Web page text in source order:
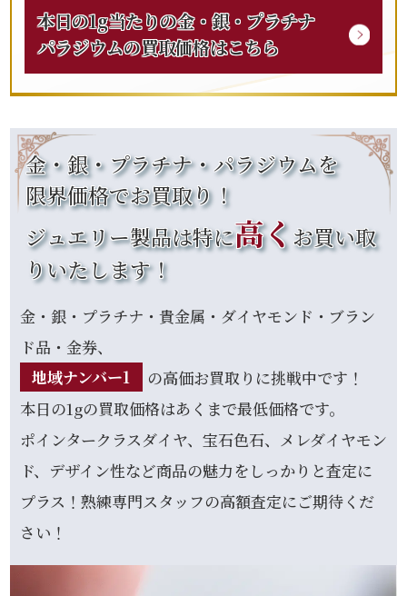
本日の1g当たりの金・銀・ プラチナ
パラジウムの買取価格はこちら
金・銀・ プラチナ・パラジウムを
限界価格でお買取り！
ジュエリー製品は特に高くお買い取
りいたします！
金・ 銀・ プラチナ ・貴金属・ ダイヤモンド ・ ブラン
ド品・ 金券、
地域ナンバー1
の高価お買取 りに挑戦中です！
本日の1gの買取価格はあくまで最低価格です。
ポインタークラスダイヤ、 宝石色石、メレダイヤモン
ド、デザイン性など商品の魅力をしっかりと査定に
プラス！熟練専門スタッフの高額査定にご期待くだ
さい！